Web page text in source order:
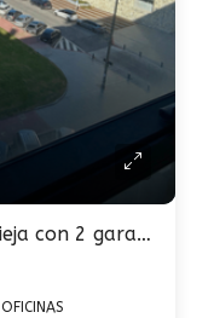
Oficina en venta en Ciudad Vieja con 2 garages
OFICINAS